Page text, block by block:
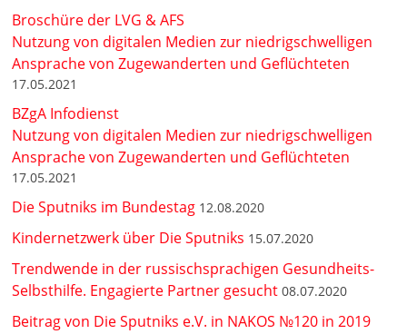
Broschüre der LVG & AFS
Nutzung von digitalen Medien zur niedrigschwelligen
Ansprache von Zugewanderten und Geflüchteten
17.05.2021
BZgA Infodienst
Nutzung von digitalen Medien zur niedrigschwelligen
Ansprache von Zugewanderten und Geflüchteten
17.05.2021
Die Sputniks im Bundestag 12.08.2020
Kindernetzwerk über Die Sputniks 15.07.2020
Trendwende in der russischsprachigen Gesundheits-
Selbsthilfe. Engagierte Partner gesucht 08.07.2020
Beitrag von Die Sputniks e.V. in NAKOS №120 in 2019